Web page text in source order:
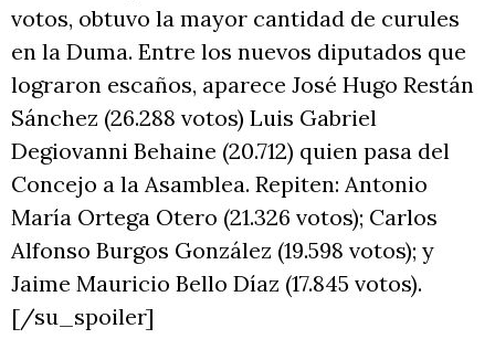
votos, obtuvo la mayor cantidad de curules
en la Duma. Entre los nuevos diputados que
lograron escaños, aparece José Hugo Restán
Sánchez (26.288 votos) Luis Gabriel
Degiovanni Behaine (20.712) quien pasa del
Concejo a la Asamblea. Repiten: Antonio
María Ortega Otero (21.326 votos); Carlos
Alfonso Burgos González (19.598 votos); y
Jaime Mauricio Bello Díaz (17.845 votos).
[/su_spoiler]